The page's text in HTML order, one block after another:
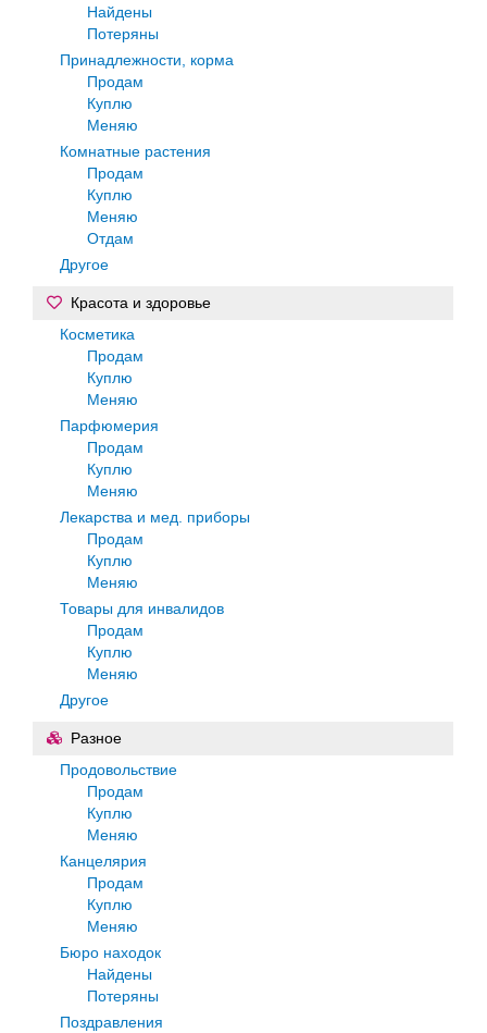
Найдены
Потеряны
Принадлежности, корма
Продам
Куплю
Меняю
Комнатные растения
Продам
Куплю
Меняю
Отдам
Другое
Красота и здоровье
Косметика
Продам
Куплю
Меняю
Парфюмерия
Продам
Куплю
Меняю
Лекарства и мед. приборы
Продам
Куплю
Меняю
Товары для инвалидов
Продам
Куплю
Меняю
Другое
Разное
Продовольствие
Продам
Куплю
Меняю
Канцелярия
Продам
Куплю
Меняю
Бюро находок
Найдены
Потеряны
Поздравления